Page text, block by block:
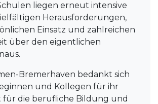
liegen erneut intensive
Herausforderungen,
Einsatz und zahlreichen
über den eigentlichen
Bremerhaven bedankt sich
und Kollegen für ihr
für die berufliche Bildung und